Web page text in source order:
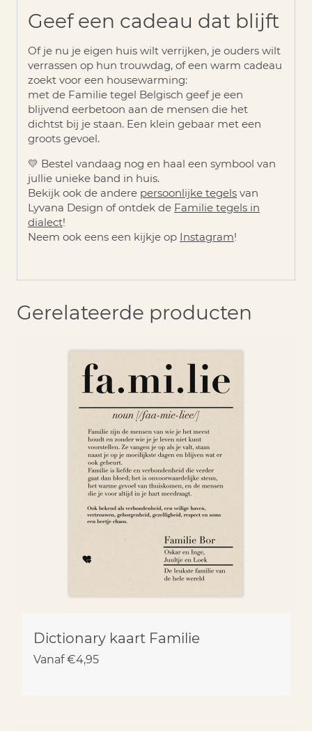
Geef een cadeau dat blijft
Of je nu je eigen huis wilt verrijken, je ouders wilt
verrassen op hun trouwdag, of een warm cadeau
zoekt voor een housewarming:
met de Familie tegel Belgisch geef je een
blijvend eerbetoon aan de mensen die het
dichtst bij je staan. Een klein gebaar met een
groots gevoel.
💛 Bestel vandaag nog en haal een symbool van
jullie unieke band in huis.
Bekijk ook de andere persoonlijke tegels van
Lyvana Design of ontdek de Familie tegels in
dialect!
Neem ook eens een kijkje op Instagram!
Gerelateerde producten
Dictionary kaart Familie
Vanaf €4,95